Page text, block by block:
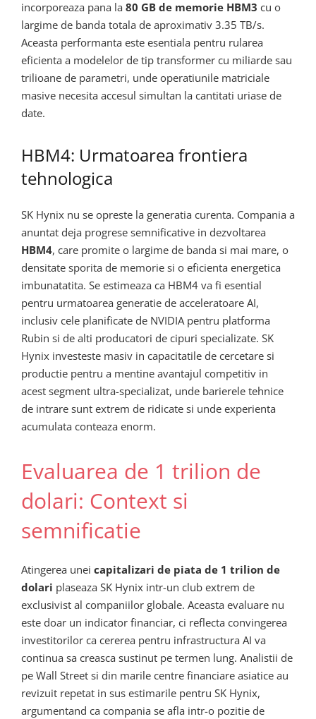
incorporeaza pana la 80 GB de memorie HBM3 cu o
largime de banda totala de aproximativ 3.35 TB/s.
Aceasta performanta este esentiala pentru rularea
eficienta a modelelor de tip transformer cu miliarde sau
trilioane de parametri, unde operatiunile matriciale
masive necesita accesul simultan la cantitati uriase de
date.
HBM4: Urmatoarea frontiera
tehnologica
SK Hynix nu se opreste la generatia curenta. Compania a
anuntat deja progrese semnificative in dezvoltarea
HBM4, care promite o largime de banda si mai mare, o
densitate sporita de memorie si o eficienta energetica
imbunatatita. Se estimeaza ca HBM4 va fi esential
pentru urmatoarea generatie de acceleratoare AI,
inclusiv cele planificate de NVIDIA pentru platforma
Rubin si de alti producatori de cipuri specializate. SK
Hynix investeste masiv in capacitatile de cercetare si
productie pentru a mentine avantajul competitiv in
acest segment ultra-specializat, unde barierele tehnice
de intrare sunt extrem de ridicate si unde experienta
acumulata conteaza enorm.
Evaluarea de 1 trilion de
dolari: Context si
semnificatie
Atingerea unei capitalizari de piata de 1 trilion de
dolari plaseaza SK Hynix intr-un club extrem de
exclusivist al companiilor globale. Aceasta evaluare nu
este doar un indicator financiar, ci reflecta convingerea
investitorilor ca cererea pentru infrastructura AI va
continua sa creasca sustinut pe termen lung. Analistii de
pe Wall Street si din marile centre financiare asiatice au
revizuit repetat in sus estimarile pentru SK Hynix,
argumentand ca compania se afla intr-o pozitie de